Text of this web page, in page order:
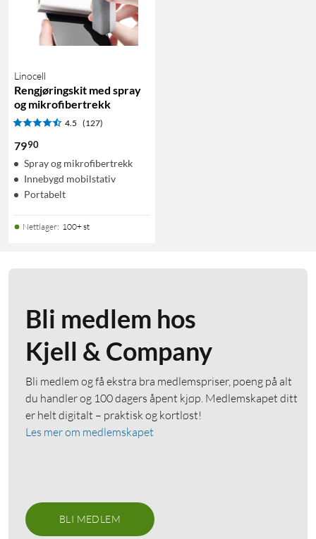
Linocell
Rengjøringskit med spray
og mikrofibertrekk
4.5 (127)
7990
Spray og mikrofibertrekk
Innebygd mobilstativ
Portabelt
Nettlager: 100+ st
Bli medlem hos
Kjell & Company
Bli medlem og få ekstra bra medlemspriser, poeng på alt
du handler og 100 dagers åpent kjøp. Medlemskapet ditt
er helt digitalt – praktisk og kortløst!
Les mer om medlemskapet
BLI MEDLEM